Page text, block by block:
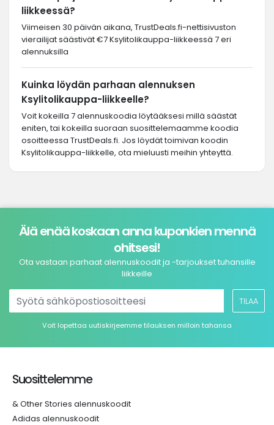
liikkeessä?
Viimeisen 30 päivän aikana, TrustDeals.fi-nettisivuston
vierailijat säästivät €7 Ksylitolikauppa-liikkeessä 7 eri
alennuksilla
Kuinka löydän parhaan alennuksen
Ksylitolikauppa-liikkeelle?
Voit kokeilla 7 alennuskoodia löytääksesi millä säästät
eniten, tai kokeilla suoraan suosittelemaamme koodia
osoitteessa TrustDeals.fi. Jos löydät toimivan koodin
Ksylitolikauppa-liikkelle, ota mieluusti meihin yhteyttä.
Älä enää koskaan anna kuponkien mennä
ohitsesi!
Ota vastaan parhaat alennuskoodit ja -tarjoukset tuhansille
liikkeille
TILAA
Voit lopettaa uutiskirjeemme tilauksen milloin tahansa
Suosittelemme
& Other Stories alennuskoodit
Adidas alennuskoodit